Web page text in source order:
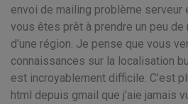
envoi de mailing problème serveur
vous êtes prêt à prendre un peu
d'une région. Je pense que vous
connaissances sur la localisation
est incroyablement difficile. C'est
html depuis gmail que j'aie jamais